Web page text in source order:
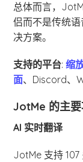
总体而言，
侣而不是传统
决方案。
支持的平台:缩
面、Discord、
JotMe 的主
AI 实时翻译
JotMe 支持